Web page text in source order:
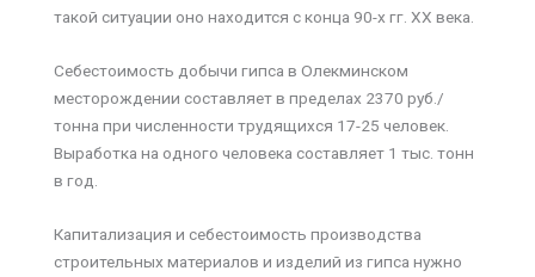
такой ситуации оно находится с конца 90-х гг. XX века.
Себестоимость добычи гипса в Олекминском
месторождении составляет в пределах 2370 руб./
тонна при численности трудящихся 17-25 человек.
Выработка на одного человека составляет 1 тыс. тонн
в год.
Капитализация и себестоимость производства
строительных материалов и изделий из гипса нужно